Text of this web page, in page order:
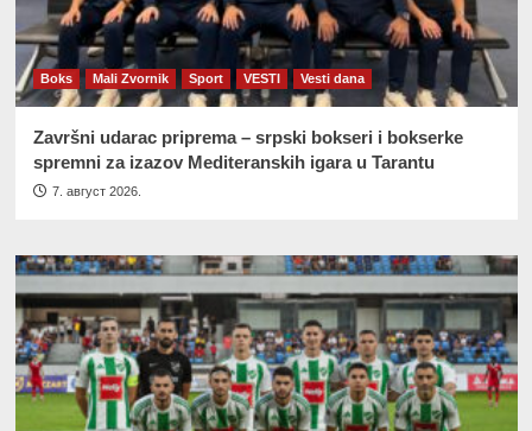
Boks Mali Zvornik Sport VESTI Vesti dana
Završni udarac priprema – srpski bokseri i bokserke
spremni za izazov Mediteranskih igara u Tarantu
7. август 2026.